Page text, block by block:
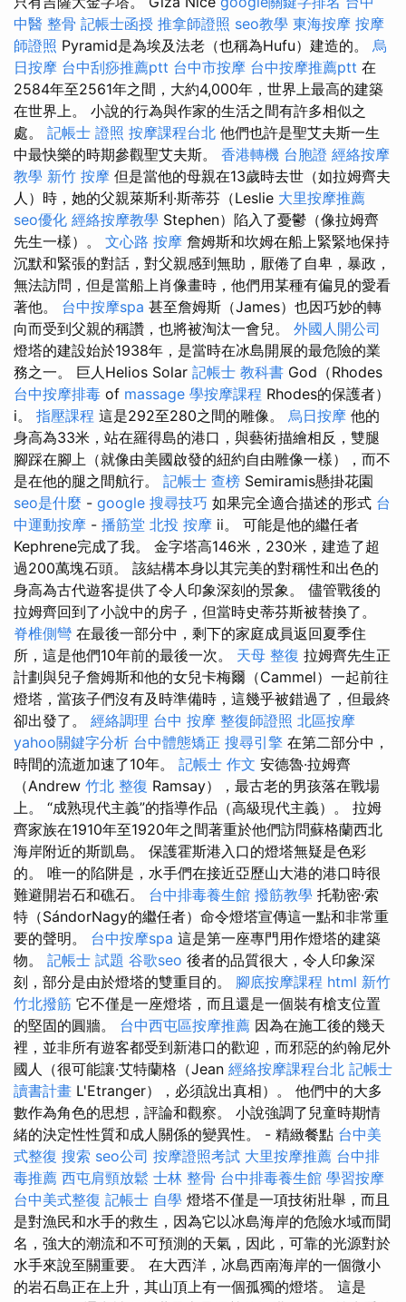
中醫 整骨 記帳士函授 推拿師證照 seo教學 東海按摩 按摩
師證照 Pyramid是為埃及法老（也稱為Hufu）建造的。 烏
日按摩 台中刮痧推薦ptt 台中市按摩 台中按摩推薦ptt 在
2584年至2561年之間，大約4,000年，世界上最高的建築
在世界上。 小說的行為與作家的生活之間有許多相似之
處。 記帳士 證照 按摩課程台北 他們也許是聖艾夫斯一生
中最快樂的時期參觀聖艾夫斯。 香港轉機 台胞證 經絡按摩
教學 新竹 按摩 但是當他的母親在13歲時去世（如拉姆齊夫
人）時，她的父親萊斯利·斯蒂芬（Leslie 大里按摩推薦
seo優化 經絡按摩教學 Stephen）陷入了憂鬱（像拉姆齊
先生一樣）。 文心路 按摩 詹姆斯和坎姆在船上緊緊地保持
沉默和緊張的對話，對父親感到無助，厭倦了自卑，暴政，
無法訪問，但是當船上肖像畫時，他們用某種有偏見的愛看
著他。 台中按摩spa 甚至詹姆斯（James）也因巧妙的轉
向而受到父親的稱讚，也將被淘汰一會兒。 外國人開公司
燈塔的建設始於1938年，是當時在冰島開展的最危險的業
務之一。 巨人Helios Solar 記帳士 教科書 God（Rhodes
台中按摩排毒 of massage 學按摩課程 Rhodes的保護者）
i。 指壓課程 這是292至280之間的雕像。 烏日按摩 他的
身高為33米，站在羅得島的港口，與藝術描繪相反，雙腿
腳踩在腳上（就像由美國啟發的紐約自由雕像一樣），而不
是在他的腿之間航行。 記帳士 查榜 Semiramis懸掛花園
seo是什麼 - google 搜尋技巧 如果完全適合描述的形式 台
中運動按摩 - 播筋堂 北投 按摩 ii。 可能是他的繼任者
Kephrene完成了我。 金字塔高146米，230米，建造了超
過200萬塊石頭。 該結構本身以其完美的對稱性和出色的
身高為古代遊客提供了令人印象深刻的景象。 儘管戰後的
拉姆齊回到了小說中的房子，但當時史蒂芬斯被替換了。
脊椎側彎 在最後一部分中，剩下的家庭成員返回夏季住
所，這是他們10年前的最後一次。 天母 整復 拉姆齊先生正
計劃與兒子詹姆斯和他的女兒卡梅爾（Cammel）一起前往
燈塔，當孩子們沒有及時準備時，這幾乎被錯過了，但最終
卻出發了。 經絡調理 台中 按摩 整復師證照 北區按摩
yahoo關鍵字分析 台中體態矯正 搜尋引擎 在第二部分中，
時間的流逝加速了10年。 記帳士 作文 安德魯·拉姆齊
（Andrew 竹北 整復 Ramsay），最古老的男孩落在戰場
上。 “成熟現代主義”的指導作品（高級現代主義）。 拉姆
齊家族在1910年至1920年之間著重於他們訪問蘇格蘭西北
海岸附近的斯凱島。 保護霍斯港入口的燈塔無疑是色彩
的。 唯一的陷阱是，水手們在接近亞歷山大港的港口時很
難避開岩石和礁石。 台中排毒養生館 撥筋教學 托勒密·索
特（SándorNagy的繼任者）命令燈塔宣傳這一點和非常重
要的聲明。 台中按摩spa 這是第一座專門用作燈塔的建築
物。 記帳士 試題 谷歌seo 後者的品質很大，令人印象深
刻，部分是由於燈塔的雙重目的。 腳底按摩課程 html 新竹
竹北撥筋 它不僅是一座燈塔，而且還是一個裝有槍支位置
的堅固的圓牆。 台中西屯區按摩推薦 因為在施工後的幾天
裡，並非所有遊客都受到新港口的歡迎，而邪惡的約翰尼外
國人（很可能讓·艾特蘭格（Jean 經絡按摩課程台北 記帳士
讀書計畫 L'Etranger），必須說出真相）。 他們中的大多
數作為角色的思想，評論和觀察。 小說強調了兒童時期情
緒的決定性性質和成人關係的變異性。 - 精緻餐點 台中美
式整復 搜索 seo公司 按摩證照考試 大里按摩推薦 台中排
毒推薦 西屯肩頸放鬆 士林 整骨 台中排毒養生館 學習按摩
台中美式整復 記帳士 自學 燈塔不僅是一項技術壯舉，而且
是對漁民和水手的救生，因為它以冰島海岸的危險水域而聞
名，強大的潮流和不可預測的天氣，因此，可靠的光源對於
水手來說至關重要。 在大西洋，冰島西南海岸的一個微小
的岩石島正在上升，其山頂上有一個孤獨的燈塔。 這是